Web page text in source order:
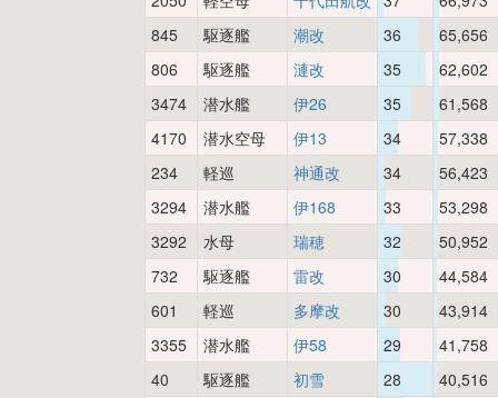
845
駆逐艦 潮改 36
65,656
806
駆逐艦 漣改 35
62,602
3474
潜水艦 伊26 35
61,568
4170
潜水空母 伊13 34
57,338
234
軽巡 神通改 34
56,423
3294
潜水艦 伊168 33
53,298
3292
水母 瑞穂 32
50,952
732
駆逐艦 雷改 30
44,584
601
軽巡 多摩改 30
43,914
3355
潜水艦 伊58 29
41,758
40
駆逐艦 初雪 28 40,516